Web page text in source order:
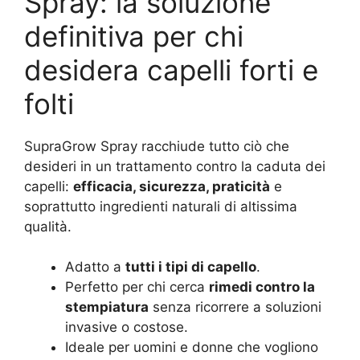
definitiva per chi
desidera capelli forti e
folti
SupraGrow Spray racchiude tutto ciò che
desideri in un trattamento contro la caduta dei
capelli: efficacia, sicurezza, praticità e
soprattutto ingredienti naturali di altissima
qualità.
Adatto a tutti i tipi di capello.
Perfetto per chi cerca rimedi contro la
stempiatura senza ricorrere a soluzioni
invasive o costose.
Ideale per uomini e donne che vogliono